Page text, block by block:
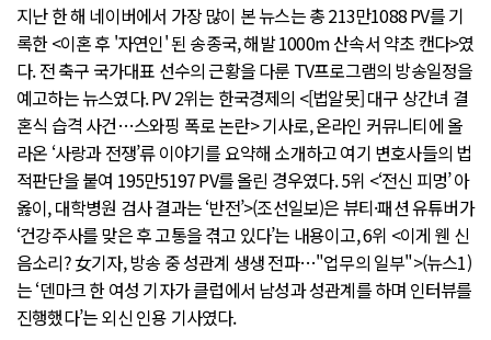
지난 한 해 네이버에서 가장 많이 본 뉴스는 총 213만1088 PV를 기
록한 <이혼 후 '자연인' 된 송종국, 해발 1000m 산속서 약초 캔다>였
다. 전 축구 국가대표 선수의 근황을 다룬 TV프로그램의 방송일정을
예고하는 뉴스였다. PV 2위는 한국경제의 <[법알못] 대구 상간녀 결
혼식 습격 사건…스와핑 폭로 논란> 기사로, 온라인 커뮤니티에 올
라온 ‘사랑과 전쟁’류 이야기를 요약해 소개하고 여기 변호사들의 법
적판단을 붙여 195만5197 PV를 올린 경우였다. 5위 <‘전신 피멍’ 아
옳이, 대학병원 검사 결과는 ‘반전’>(조선일보)은 뷰티·패션 유튜버가
‘건강주사를 맞은 후 고통을 겪고 있다’는 내용이고, 6위 <이게 웬 신
음소리? 女기자, 방송 중 성관계 생생 전파…"업무의 일부">(뉴스1)
는 ‘덴마크 한 여성 기자가 클럽에서 남성과 성관계를 하며 인터뷰를
진행했다’는 외신 인용 기사였다.